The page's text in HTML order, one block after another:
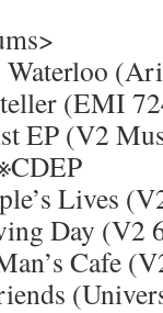
Waterloo
(EMI
EP (V2
Lives
Day
Cafe